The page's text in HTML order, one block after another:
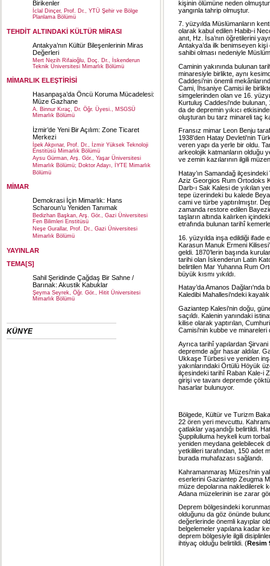
Birikenler
İclal Dinçer, Prof. Dr., YTÜ Şehir ve Bölge
Planlama Bölümü
TEHDİT ALTINDAKİ KÜLTÜR MİRASI
Antakya’nın Kültür Bileşenlerinin Miras
Değerleri
Mert Nezih Rifaioğlu, Doç. Dr., İskenderun
Teknik Üniversitesi Mimarlık Bölümü
MİMARLIK ELEŞTİRİSİ
Hasanpaşa’da Öncü Koruma Mücadelesi:
Müze Gazhane
A. Binnur Kıraç, Dr. Öğr. Üyesi., MSGSÜ
Mimarlık Bölümü
İzmir’de Yeni Bir Açılım: Zone Ticaret
Merkezi
İpek Akpınar, Prof. Dr., İzmir Yüksek Teknoloji
Enstitüsü Mimarlık Bölümü
Aysu Gürman, Arş. Gör., Yaşar Üniversitesi
Mimarlık Bölümü; Doktor Adayı, İYTE Mimarlık
Bölümü
MİMAR
Demokrasi İçin Mimarlık: Hans
Scharoun’u Yeniden Tanımak
Bedizhan Başkan, Arş. Gör., Gazi Üniversitesi
Fen Bilimleri Enstitüsü
Neşe Gurallar, Prof. Dr., Gazi Üniversitesi
Mimarlık Bölümü
YAYINLAR
TEMA[S]
Sahil Şeridinde Çağdaş Bir Sahne /
Barınak: Akustik Kabuklar
Şeyma Seyrek, Öğr. Gör., Hitit Üniversitesi
Mimarlık Bölümü
KÜNYE
kişinin ölümüne neden
yangınla tahrip olmuştur.
7. yüzyılda Müslümanların
olarak kabul edilen Habib-i
anıt, Hz. İsa’nın öğretilerini
Antakya’da ilk benimseyen
sahibi olması nedeniyle
Caminin yakınında bulunan
minaresiyle birlikte, aynı
Caddesi’nin önemli
Cami, İhsaniye Camisi ile
simgelerinden olan ve 16.
Kurtuluş Caddesi'nde bulunan,
da de depremin yıkıcı
oluşturan bu tarz minareli taç
Fransız mimar Leon Benju
1938'den Hatay Devleti'nin
veren yapı da yerle bir oldu.
arkeolojik katmanların olduğu
ve zemin kazılarının ilgili
Hatay’ın Samandağ
Aziz Georgios Rum Ortodoks
Darb-ı Sak Kalesi de yıkılan
tepe üzerindeki bu kalede
cami ve türbe yaptırılmıştır.
zamanda restore edilen
taşların altında kalırken
etrafında bulunan tarihî
16. yüzyılda inşa edildiği ifade
Karasun Manuk Ermeni
geldi. 1870’lerin başında
tarihi olan İskenderun Latin
belirtilen Mar Yuhanna Rum
büyük kısmı yıkıldı.
Hatay’da Amanos
Kaledibi Mahallesi'ndeki
Gaziantep Kalesi'nin doğu,
saçıldı. Kalenin yanındaki
kilise olarak yaptırılan,
Camisi'nin kubbe ve minareleri
Ayrıca tarihî yapılardan
depremde ağır hasar aldılar.
Ukkaşe Türbesi ve yeniden
yakınlarındaki Örtülü Höyük
ilçesindeki tarihî Raban Kale-i
girişi ve tavanı depremde
hasarlar bulunuyor.
Bölgede, Kültür ve Turizm
22 ören yeri mevcuttu.
çatlaklar yaşandığı belirtildi.
Şuppiluliuma heykeli kum
yeniden meydana gelebilecek
yetkilileri tarafından, 150 adet
burada muhafazası sağlandı.
Kahramanmaraş Müzesi'nin
eserlerini Gaziantep Zeugma
müze depolarına nakledilerek
Adana müzelerinin ise zarar
Deprem bölgesindeki
olduğunu da göz önünde
değerlerinde önemli kayıplar
belgelemeler yapılana kadar
deprem bölgesiyle ilgili
ihtiyaç olduğu belirtildi. (Resim